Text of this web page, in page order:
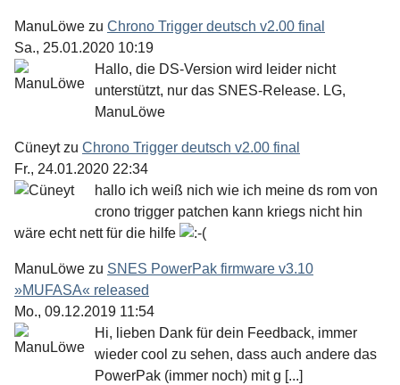
ManuLöwe zu Chrono Trigger deutsch v2.00 final
Sa., 25.01.2020 10:19
Hallo, die DS-Version wird leider nicht
unterstützt, nur das SNES-Release. LG,
ManuLöwe
Cüneytzu Chrono Trigger deutsch v2.00 final
Fr., 24.01.2020 22:34
hallo ich weiß nich wie ich meine ds rom von
crono trigger patchen kann kriegs nicht hin
wäre echt nett für die hilfe
ManuLöwe zu SNES PowerPak firmware v3.10
»MUFASA« released
Mo., 09.12.2019 11:54
Hi, lieben Dank für dein Feedback, immer
wieder cool zu sehen, dass auch andere das
PowerPak (immer noch) mit g [...]